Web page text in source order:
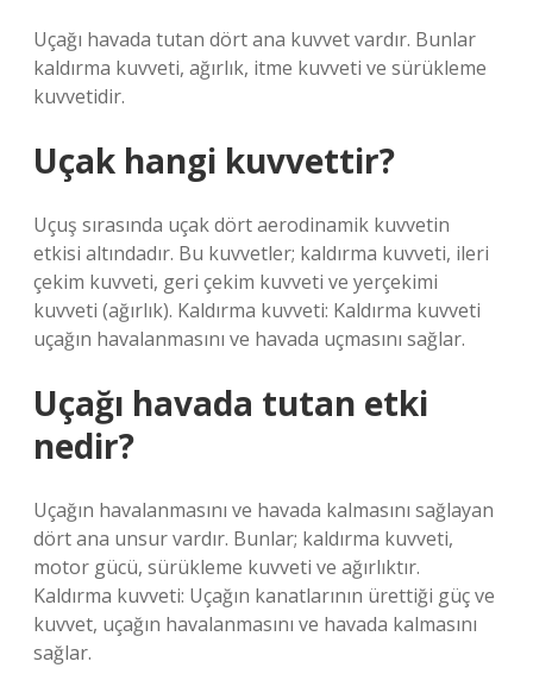
Uçağı havada tutan dört ana kuvvet vardır. Bunlar
kaldırma kuvveti, ağırlık, itme kuvveti ve sürükleme
kuvvetidir.
Uçak hangi kuvvettir?
Uçuş sırasında uçak dört aerodinamik kuvvetin
etkisi altındadır. Bu kuvvetler; kaldırma kuvveti, ileri
çekim kuvveti, geri çekim kuvveti ve yerçekimi
kuvveti (ağırlık). Kaldırma kuvveti: Kaldırma kuvveti
uçağın havalanmasını ve havada uçmasını sağlar.
Uçağı havada tutan etki
nedir?
Uçağın havalanmasını ve havada kalmasını sağlayan
dört ana unsur vardır. Bunlar; kaldırma kuvveti,
motor gücü, sürükleme kuvveti ve ağırlıktır.
Kaldırma kuvveti: Uçağın kanatlarının ürettiği güç ve
kuvvet, uçağın havalanmasını ve havada kalmasını
sağlar.